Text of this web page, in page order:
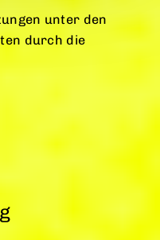
unter den
durch die